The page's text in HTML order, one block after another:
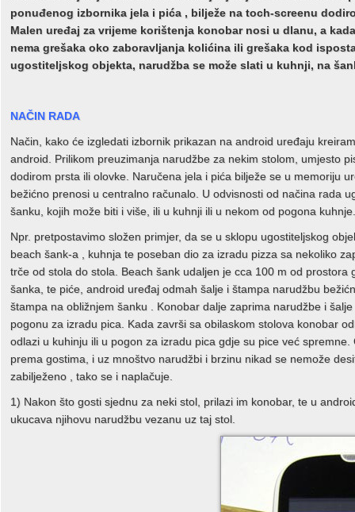
ponuđenog izbornika jela i pića , bilježe na toch-screenu
Malen uređaj za vrijeme korištenja konobar nosi u dlanu, a
nema grešaka oko zaboravljanja kolićina ili grešaka kod
ugostiteljskog objekta, narudžba se može slati u kuhnji, na
NAČIN RADA
Način, kako će izgledati izbornik prikazan na android uređaju
android. Prilikom preuzimanja narudžbe za nekim stolom, umjesto
dodirom prsta ili olovke. Naručena jela i pića bilježe se u memoriju
bežićno prenosi u centralno računalo. U odvisnosti od načina rada
šanku, kojih može biti i više, ili u kuhnji ili u nekom od pogona kuhnje.
Npr. pretpostavimo složen primjer, da se u sklopu ugostiteljskog
beach šank-a , kuhnja te poseban dio za izradu pizza sa nekoliko
trče od stola do stola. Beach šank udaljen je cca 100 m od
šanka, te piće, android uređaj odmah šalje i štampa narudžbu
štampa na obližnjem šanku . Konobar dalje zaprima narudžbe i
pogonu za izradu pica. Kada završi sa obilaskom stolova konobar
odlazi u kuhinju ili u pogon za izradu pica gdje su pice već
prema gostima, i uz mnoštvo narudžbi i brzinu nikad se nemože
zabilježeno , tako se i naplačuje.
1) Nakon što gosti sjednu za neki stol, prilazi im konobar, te u
ukucava njihovu narudžbu vezanu uz taj stol.